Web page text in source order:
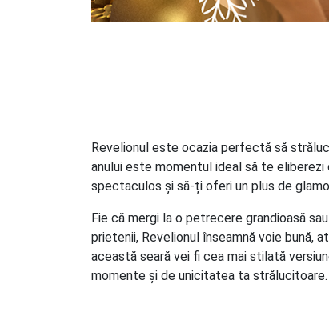
Revelionul este ocazia perfectă să
anului este momentul ideal să te eliberezi
spectaculos și să-ți oferi un plus de
Fie că mergi la o petrecere grandioasă
prietenii, Revelionul înseamnă voie bună,
această seară vei fi cea mai stilată
momente și de unicitatea ta strălucitoare.